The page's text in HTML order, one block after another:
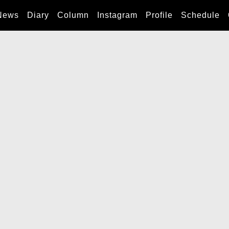
Diary Column Instagram Profile Schedule